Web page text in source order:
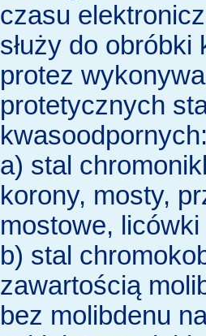
czasu
służy do obróbki
protez
protetycznych
a) stal
korony, mosty,
mostowe,
b) stal
zawartością
bez molibdenu